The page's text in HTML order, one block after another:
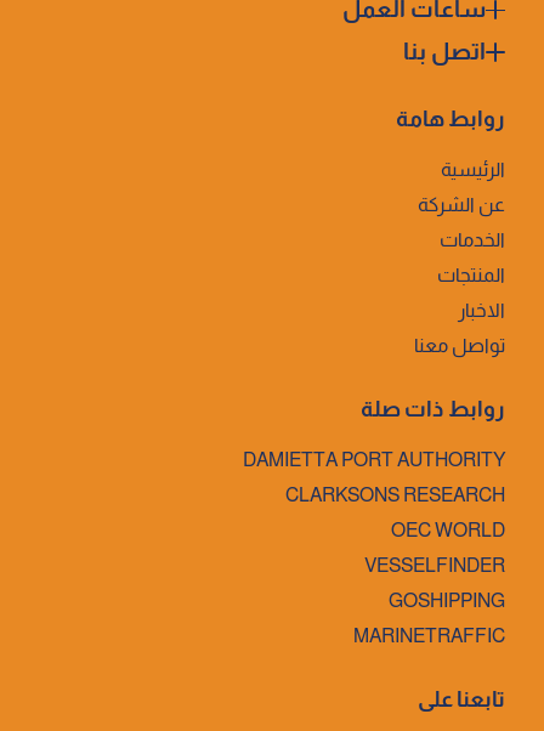
ساعات العمل
اتصل بنا
روابط هامة
الرئيسية
عن الشركة
الخدمات
المنتجات
الاخبار
تواصل معنا
روابط ذات صلة
DAMIETTA PORT AUTHORITY
CLARKSONS RESEARCH
OEC WORLD
VESSELFINDER
GOSHIPPING
MARINETRAFFIC
تابعنا على